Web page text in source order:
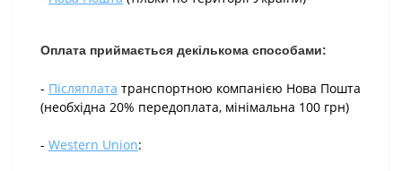
Оплата приймається декількома способами:
- Післяплата транспортною компанією Нова Пошта
(необхідна 20% передоплата, мінімальна 100 грн)
- Western Union: